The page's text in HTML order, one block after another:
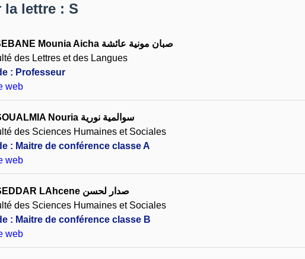
la lettre : S
Mounia Aicha صبان مونية عائشة
des Lettres et des Langues
: Professeur
web
Nouria سوالمية نورية
des Sciences Humaines et Sociales
: Maitre de conférence classe A
web
LAhcene صدار لحسن
des Sciences Humaines et Sociales
: Maitre de conférence classe B
web